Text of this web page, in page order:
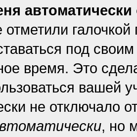
автоматически
галочкой
под
время. Это
вашей
не отключало
, но